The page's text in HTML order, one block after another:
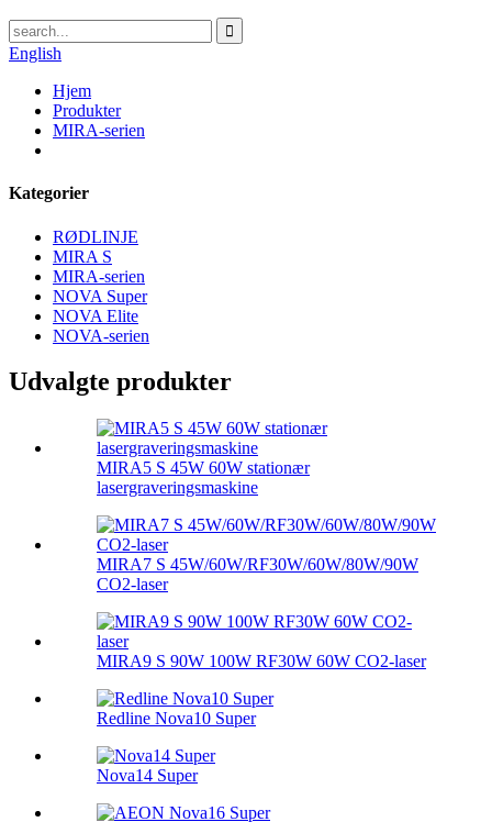
English
Hjem
Produkter
MIRA-serien
Kategorier
RØDLINJE
MIRA S
MIRA-serien
NOVA Super
NOVA Elite
NOVA-serien
Udvalgte produkter
MIRA5 S 45W 60W stationær
lasergraveringsmaskine
MIRA7 S 45W/60W/RF30W/60W/80W/90W
CO2-laser
MIRA9 S 90W 100W RF30W 60W CO2-laser
Redline Nova10 Super
Nova14 Super